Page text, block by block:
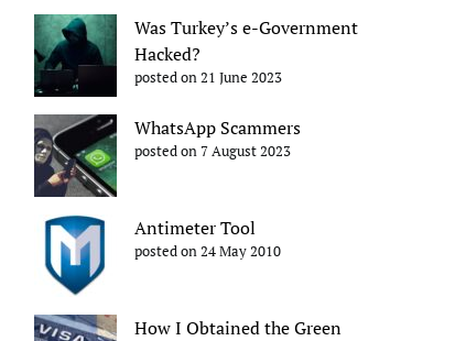
Was Turkey’s e-Government
Hacked?
posted on 21 June 2023
WhatsApp Scammers
posted on 7 August 2023
Antimeter Tool
posted on 24 May 2010
How I Obtained the Green